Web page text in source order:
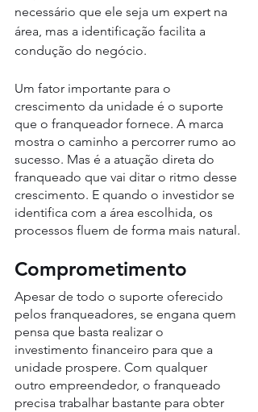
necessário que ele seja um expert na
área, mas a identificação facilita a
condução do negócio.
Um fator importante para o
crescimento da unidade é o suporte
que o franqueador fornece. A marca
mostra o caminho a percorrer rumo ao
sucesso. Mas é a atuação direta do
franqueado que vai ditar o ritmo desse
crescimento. E quando o investidor se
identifica com a área escolhida, os
processos fluem de forma mais natural.
Comprometimento
Apesar de todo o suporte oferecido
pelos franqueadores, se engana quem
pensa que basta realizar o
investimento financeiro para que a
unidade prospere. Com qualquer
outro empreendedor, o franqueado
precisa trabalhar bastante para obter